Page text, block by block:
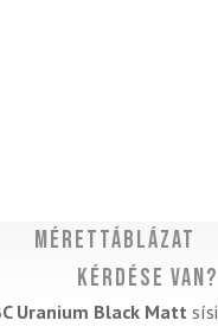
Mérettáblázat
Kérdése van?
Uranium Black Matt